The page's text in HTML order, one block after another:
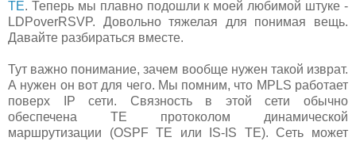
TE. Теперь мы плавно подошли к моей любимой штуке -
LDPoverRSVP. Довольно тяжелая для понимая вещь.
Давайте разбираться вместе.
Тут важно понимание, зачем вообще нужен такой изврат.
А нужен он вот для чего. Мы помним, что MPLS работает
поверх IP сети. Связность в этой сети обычно
обеспечена TE протоколом динамической
маршрутизации (OSPF TE или IS-IS TE). Сеть может